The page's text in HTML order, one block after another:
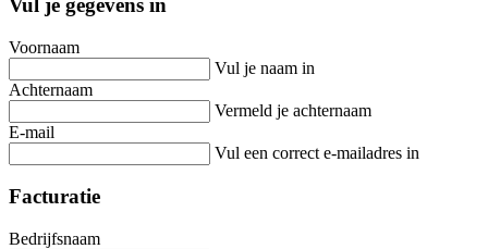
Vul je gegevens in
Voornaam
Vul je naam in
Achternaam
Vermeld je achternaam
E-mail
Vul een correct e-mailadres in
Facturatie
Bedrijfsnaam